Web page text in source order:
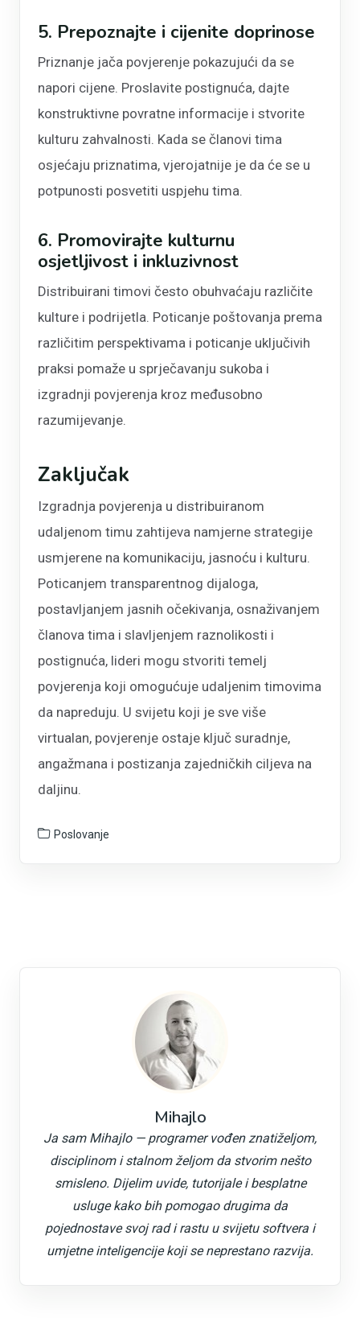
5. Prepoznajte i cijenite doprinose
Priznanje jača povjerenje pokazujući da se
napori cijene. Proslavite postignuća, dajte
konstruktivne povratne informacije i stvorite
kulturu zahvalnosti. Kada se članovi tima
osjećaju priznatima, vjerojatnije je da će se u
potpunosti posvetiti uspjehu tima.
6. Promovirajte kulturnu
osjetljivost i inkluzivnost
Distribuirani timovi često obuhvaćaju različite
kulture i podrijetla. Poticanje poštovanja prema
različitim perspektivama i poticanje uključivih
praksi pomaže u sprječavanju sukoba i
izgradnji povjerenja kroz međusobno
razumijevanje.
Zaključak
Izgradnja povjerenja u distribuiranom
udaljenom timu zahtijeva namjerne strategije
usmjerene na komunikaciju, jasnoću i kulturu.
Poticanjem transparentnog dijaloga,
postavljanjem jasnih očekivanja, osnaživanjem
članova tima i slavljenjem raznolikosti i
postignuća, lideri mogu stvoriti temelj
povjerenja koji omogućuje udaljenim timovima
da napreduju. U svijetu koji je sve više
virtualan, povjerenje ostaje ključ suradnje,
angažmana i postizanja zajedničkih ciljeva na
daljinu.
Poslovanje
Mihajlo
Ja sam Mihajlo — programer vođen znatiželjom,
disciplinom i stalnom željom da stvorim nešto
smisleno. Dijelim uvide, tutorijale i besplatne
usluge kako bih pomogao drugima da
pojednostave svoj rad i rastu u svijetu softvera i
umjetne inteligencije koji se neprestano razvija.